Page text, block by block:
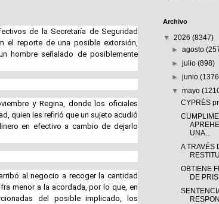
de la Secretaría de Seguridad
el reporte de una posible extorsión,
hombre señalado de posiblemente
y Regina, donde los oficiales
quien les refirió que un sujeto acudió
en efectivo a cambio de dejarlo
al negocio a recoger la cantidad
menor a la acordada, por lo que, en
del posible implicado, los
Archivo
▼ 2026 (8347)
►agosto
►julio(898)
►junio
▼mayo
CYPRÈS
UNA...
A TRAVÉS
OBTIENE
DE